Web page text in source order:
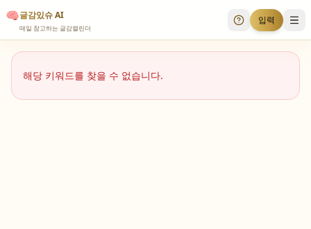
🧠글감있슈 AI
매일 참고하는 글감캘린더 투표 안내
입력 메
해당 키워드를 찾을 수 없습니다.